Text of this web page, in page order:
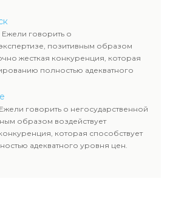
Ежели говорить о
позитивным образом
жесткая конкуренция, которая
полностью адекватного
говорить о негосударственной
образом воздействует
которая способствует
адекватного уровня цен.